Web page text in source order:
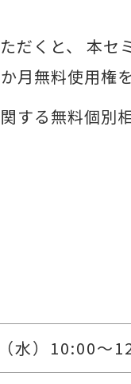
だくと、 本
月無料使用権
する無料個
水）10:00～